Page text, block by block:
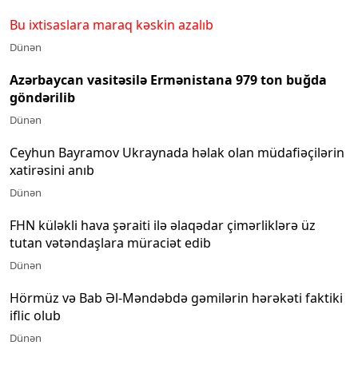
Bu ixtisaslara maraq kəskin azalıb
Dünən
Azərbaycan vasitəsilə Ermənistana 979 ton buğda
göndərilib
Dünən
Ceyhun Bayramov Ukraynada həlak olan müdafiəçilərin
xatirəsini anıb
Dünən
FHN küləkli hava şəraiti ilə əlaqədar çimərliklərə üz
tutan vətəndaşlara müraciət edib
Dünən
Hörmüz və Bab Əl-Məndəbdə gəmilərin hərəkəti faktiki
iflic olub
Dünən